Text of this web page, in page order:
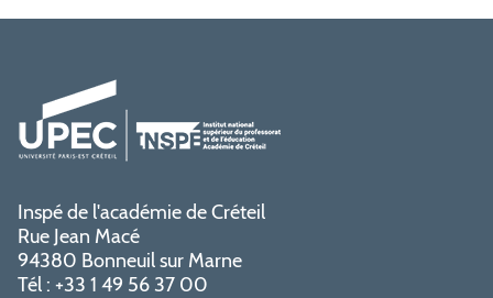
Inspé de l'académie de Créteil
Rue Jean Macé
94380 Bonneuil sur Marne
Tél : +33 1 49 56 37 00